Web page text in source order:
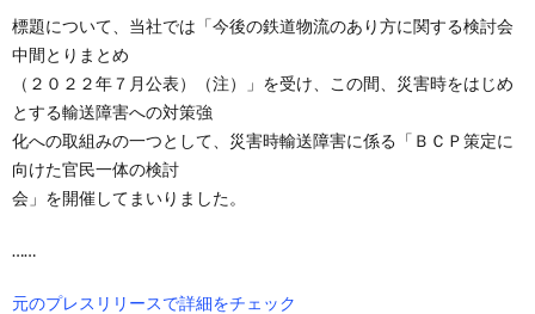
標題について、当社では「今後の鉄道物流のあり方に関する検討会
中間とりまとめ
（２０２２年７月公表）（注）」を受け、この間、災害時をはじめ
とする輸送障害への対策強
化への取組みの一つとして、災害時輸送障害に係る「ＢＣＰ策定に
向けた官民一体の検討
会」を開催してまいりました。
……
元のプレスリリースで詳細をチェック